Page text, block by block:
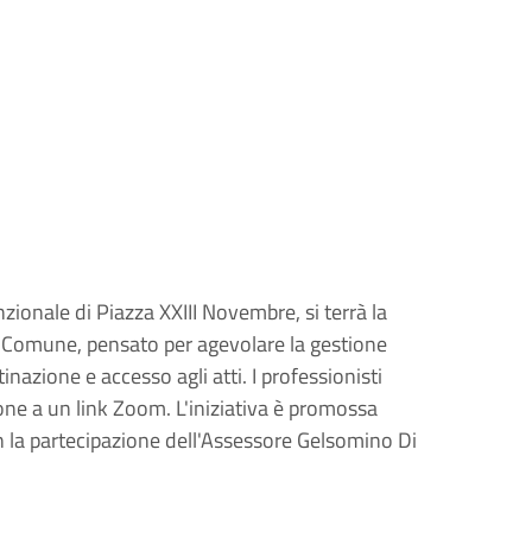
di Piazza XXIII Novembre, si terrà la
pensato per agevolare la gestione
e accesso agli atti. I professionisti
a un link Zoom. L'iniziativa è promossa
partecipazione dell'Assessore Gelsomino Di